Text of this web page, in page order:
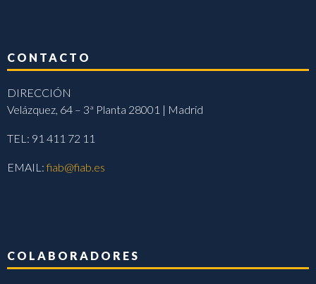
CONTACTO
DIRECCIÓN
Velázquez, 64 – 3ª Planta 28001 | Madrid
TEL: 91 411 72 11
EMAIL:fiab@fiab.es
COLABORADORES